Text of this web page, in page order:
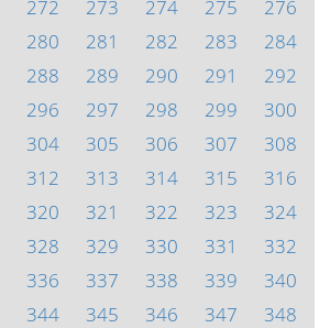
272 273 274 275
276
280 281 282 283
284
288 289 290 291
292
296 297 298 299
300
304 305 306 307
308
312 313 314 315
316
320 321 322 323
324
328 329 330 331
332
336 337 338 339
340
344 345 346 347 348